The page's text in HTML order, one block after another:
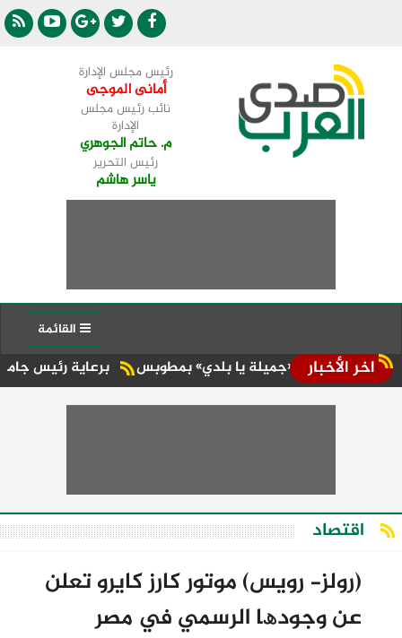
رئيس مجلس الإدارة
أمانى الموجى
نائب رئيس مجلس
الإدارة
م. حاتم الجوهري
رئيس التحرير
ياسر هاشم
اخر الأخبار برعاية رئيس جامعة الأزهر.. «جميلة يا بلدي» بمطوبس
اقتصاد
(روﻟﺰ- روﯾﺲ) ﻣﻮﺗﻮر ﻛﺎرز ﻛﺎﯾﺮو ﺗﻌﻠﻦ
ﻋﻦ وﺟﻮدھﺎ اﻟﺮﺳﻤﻲ ﻓﻲ ﻣﺼﺮ